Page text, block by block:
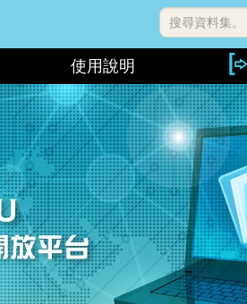
搜尋資料集。
使用說明